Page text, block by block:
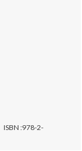
ISBN :978-2-